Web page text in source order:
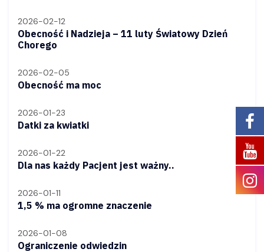
2026-02-12
Obecność i Nadzieja – 11 luty Światowy Dzień
Chorego
2026-02-05
Obecność ma moc
2026-01-23
Datki za kwiatki
2026-01-22
Dla nas każdy Pacjent jest ważny..
2026-01-11
1,5 % ma ogromne znaczenie
2026-01-08
Ograniczenie odwiedzin